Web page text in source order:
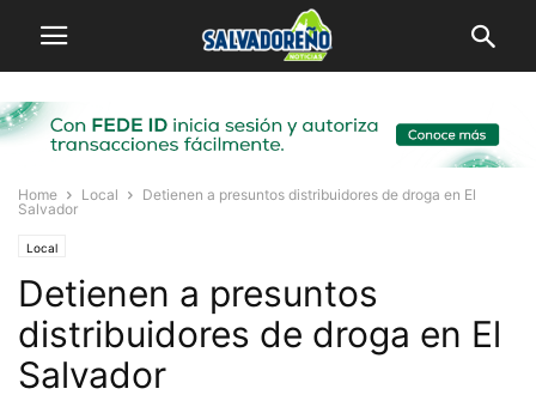
Home Local
Detienen a presuntos distribuidores de droga en El
Salvador
Local
Detienen a presuntos
distribuidores de droga en El
Salvador